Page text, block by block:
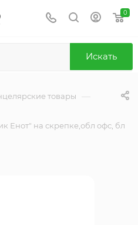
0
Искать
товары —
Енот" на скрепке,обл офс, бл